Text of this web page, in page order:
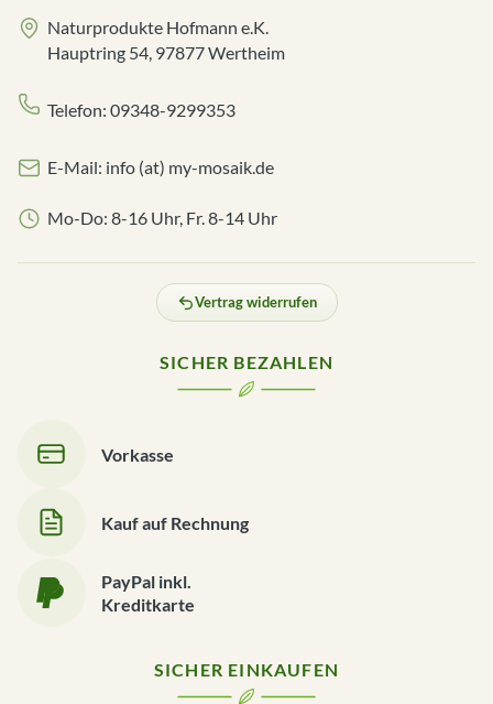
Naturprodukte Hofmann e.K.
Hauptring 54, 97877 Wertheim
Telefon: 09348-9299353
E-Mail: info (at) my-mosaik.de
Mo-Do: 8-16 Uhr, Fr. 8-14 Uhr
Vertrag widerrufen
SICHER BEZAHLEN
Vorkasse
Kauf auf Rechnung
PayPal inkl.
Kreditkarte
SICHER EINKAUFEN